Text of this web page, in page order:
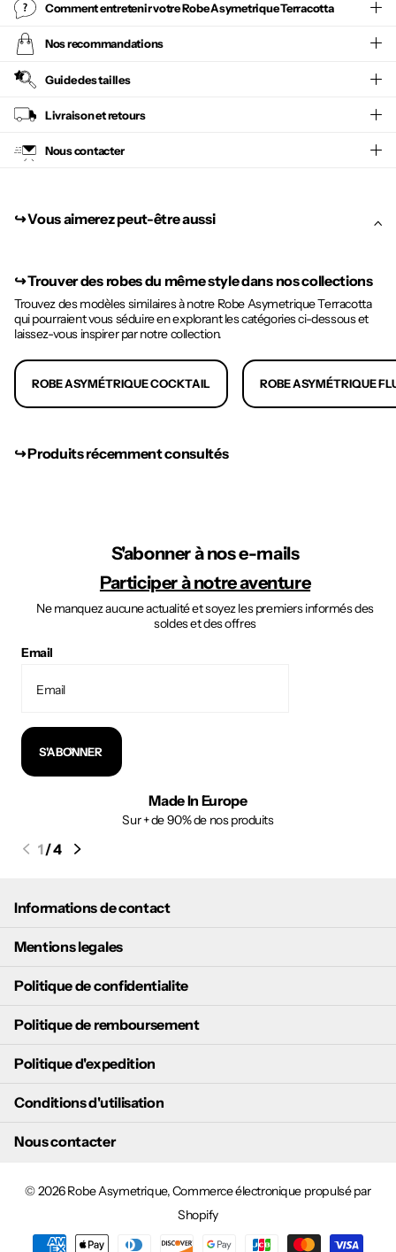
Comment entretenir votreRobe Asymetrique Terracotta
Nos recommandations
Guide des tailles
Livraison et retours
Nous contacter
↪︎ Vous aimerez peut-être aussi
↪︎Trouver des robes du même style dans nos collections
Trouvez des modèles similaires à notre Robe Asymetrique Terracotta
qui pourraient vous séduire en explorant les catégories ci-dessous et
laissez-vous inspirer par notre collection.
ROBE ASYMÉTRIQUE COCKTAIL ROBE ASYMÉTRIQUE
↪︎ Produits récemment consultés
S'abonner à nos e-mails
Participer à notre aventure
Ne manquez aucune actualité et soyez les premiers informés des
soldes et des offres
Email
S'ABONNER
Made In Europe
Sur + de 90% de nos produits
1/4
Informations de contact
Mentions legales
Politique de confidentialite
Politique de remboursement
Politique d'expedition
Conditions d'utilisation
Nous contacter
©2026Robe Asymetrique,Commerce électronique propulsé par
Shopify